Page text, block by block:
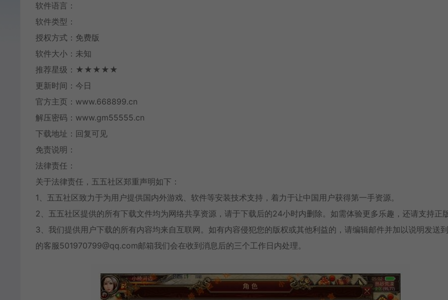
软件语言：
软件类型：
授权方式：免费版
软件大小：未知
推荐星级：★★★★★
更新时间：今日
官方主页：www.668899.cn
解压密码：www.gm55555.cn
下载地址：回复可见
免责说明：
法律责任：
关于法律责任，五五社区郑重声明如下：
1、五五社区致力于为用户提供国内外游戏、软件等安装技术支持，着力于让中国用户获得第一手资源。
2、五五社区提供的所有下载文件均为网络共享资源，请于下载后的24小时内删除。如需体验更多乐趣，还请支持正
3、我们提供用户下载的所有内容均来自互联网。如有内容侵犯您的版权或其他利益的，请编辑邮件并加以说明发送
的客服501970799@qq.com邮箱我们会在收到消息后的三个工作日内处理。